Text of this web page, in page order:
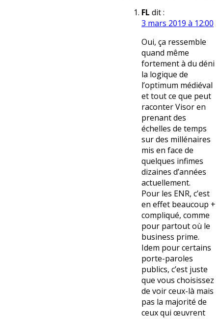
FL dit :
3 mars 2019 à 12:00
Oui, ça ressemble
quand même
fortement à du déni
la logique de
l’optimum médiéval
et tout ce que peut
raconter Visor en
prenant des
échelles de temps
sur des millénaires
mis en face de
quelques infimes
dizaines d’années
actuellement.
Pour les ENR, c’est
en effet beaucoup +
compliqué, comme
pour partout où le
business prime.
Idem pour certains
porte-paroles
publics, c’est juste
que vous choisissez
de voir ceux-là mais
pas la majorité de
ceux qui œuvrent